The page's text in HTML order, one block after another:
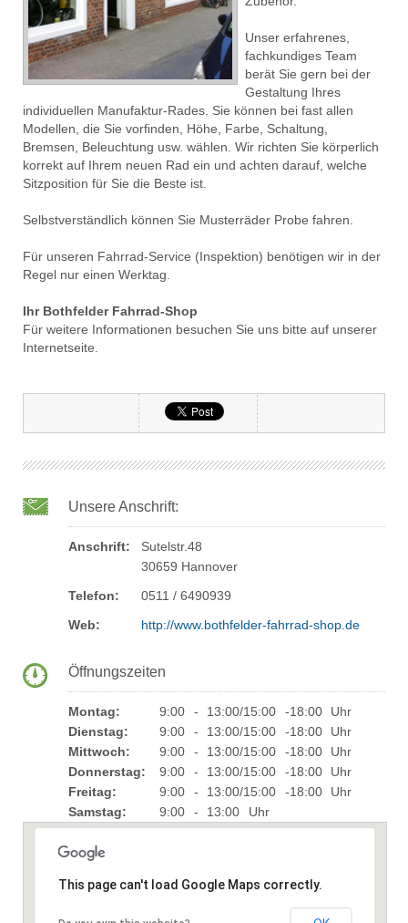
Unser erfahrenes,
fachkundiges Team
berät Sie gern bei der
Gestaltung Ihres
individuellen Manufaktur-Rades. Sie können bei fast allen
Modellen, die Sie vorfinden, Höhe, Farbe, Schaltung,
Bremsen, Beleuchtung usw. wählen. Wir richten Sie körperlich
korrekt auf Ihrem neuen Rad ein und achten darauf, welche
Sitzposition für Sie die Beste ist.
Selbstverständlich können Sie Musterräder Probe fahren.
Für unseren Fahrrad-Service (Inspektion) benötigen wir in der
Regel nur einen Werktag.
Ihr Bothfelder Fahrrad-Shop
Für weitere Informationen besuchen Sie uns bitte auf unserer
Internetseite.
Unsere Anschrift:
Anschrift:
Sutelstr.48
30659 Hannover
Telefon:
0511 / 6490939
Web:
http://www.bothfelder-fahrrad-shop.de
Öffnungszeiten
Montag:
9:00 - 13:00/15:00 -18:00 Uhr
Dienstag:
9:00 - 13:00/15:00 -18:00 Uhr
Mittwoch:
9:00 - 13:00/15:00 -18:00 Uhr
Donnerstag:
9:00 - 13:00/15:00 -18:00 Uhr
Freitag:
9:00 - 13:00/15:00 -18:00 Uhr
Samstag:
9:00 - 13:00 Uhr
This page can't load Google Maps correctly.